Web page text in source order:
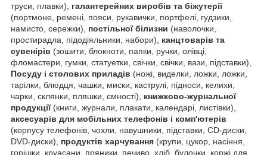
труси, плавки), галантерейних виробів та біжутерії
(портмоне, ремені, пояси, рукавички, портфелі, гудзики,
намисто, сережки), постільної білизни (наволочки,
простирадла, підодіяльники, набори), канцтоварів та
сувенірів (зошити, блокноти, папки, ручки, олівці,
фломастери, гумки, статуетки, свічки, свічки, вази, підставки),
Посуду і столових приладів (ножі, виделки, ложки, ложки,
тарілки, блюдця, чашки, миски, каструлі, підноси, келихи,
чарки, склянки, пляшки, ємності), книжково-журнальної
продукції(книги, журнали, плакати, календарі, листівки),
аксесуарів для мобільних телефонів і комп'ютерів
(корпусу телефонів, чохли, навушники, підставки, CD-диски,
DVD-диски), продуктів харчування (крупи, цукор, насіння,
горішки, круасани, пряники, печиво, хліб, булочки, коржі для